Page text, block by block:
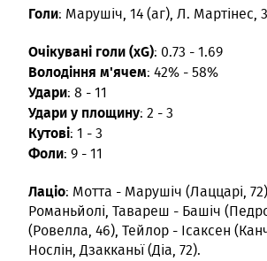
Голи: Марушіч, 14 (аг), Л. Мартінес,
Очікувані голи (xG): 0.73 - 1.69
Володіння м'ячем: 42% - 58%
Удари: 8 - 11
Удари у площину: 2 - 3
Кутові: 1 - 3
Фоли: 9 - 11
Лаціо: Мотта - Марушіч (Лаццарі,
Романьйолі, Тавареш - Башіч
(Ровелла, 46), Тейлор - Ісаксен
Нослін, Дзакканьї (Діа, 72).